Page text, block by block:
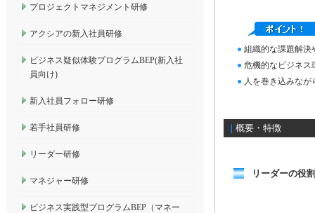
● 組織的な課題解決
● 危機的なビジネス
● 人を巻き込みな
概要・特徴
リーダーの役
プロジェクトマネジメント研修
アクシアの新入社員研修
ビジネス疑似体験プログラムBEP(新入社
員向け)
新入社員フォロー研修
若手社員研修
リーダー研修
マネジャー研修
ビジネス実践型プログラムBEP（マネー